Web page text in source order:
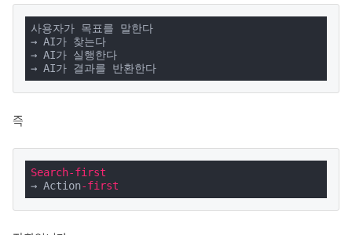
사용자가 목표를 말한다
→ AI가 찾는다
→ AI가 실행한다
→ AI가 결과를 반환한다
즉
Search-first
→ Action-first